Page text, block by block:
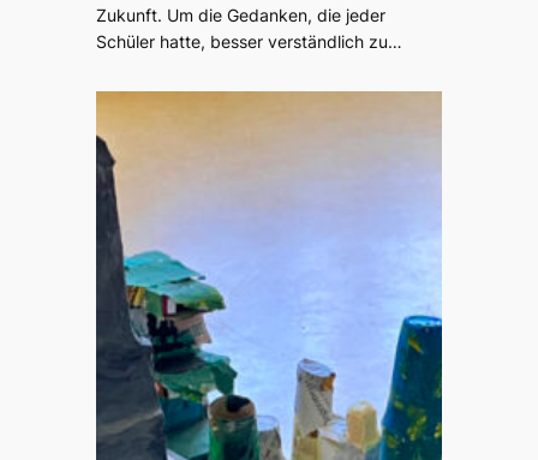
Zukunft. Um die Gedanken, die jeder
Schüler hatte, besser verständlich zu…